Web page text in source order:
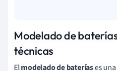
Modelado de
técnicas
Elmodelado de bateríases